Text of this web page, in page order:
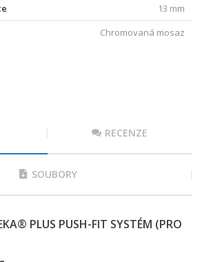
13 mm
Chromovaná mosaz
RECENZE
SOUBORY
PLUS PUSH-FIT SYSTÉM (PRO